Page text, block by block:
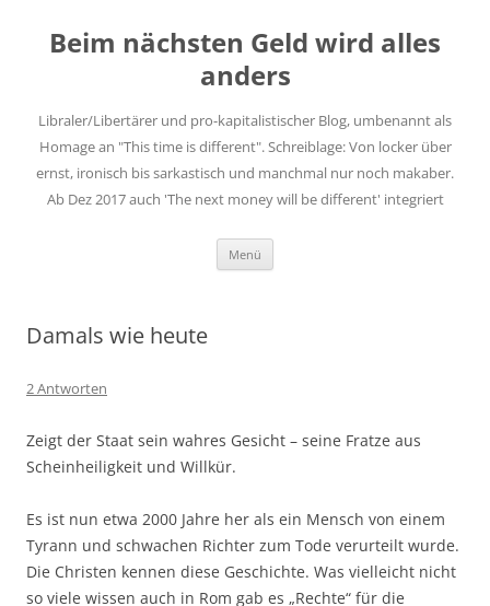
springen
Beim nächsten Geld wird alles
anders
Libraler/Libertärer und pro-kapitalistischer Blog, umbenannt als
Homage an "This time is different". Schreiblage: Von locker über
ernst, ironisch bis sarkastisch und manchmal nur noch makaber.
Ab Dez 2017 auch 'The next money will be different' integriert
Menü
Damals wie heute
2 Antworten
Zeigt der Staat sein wahres Gesicht – seine Fratze aus
Scheinheiligkeit und Willkür.
Es ist nun etwa 2000 Jahre her als ein Mensch von einem
Tyrann und schwachen Richter zum Tode verurteilt wurde.
Die Christen kennen diese Geschichte. Was vielleicht nicht
so viele wissen auch in Rom gab es „Rechte“ für die